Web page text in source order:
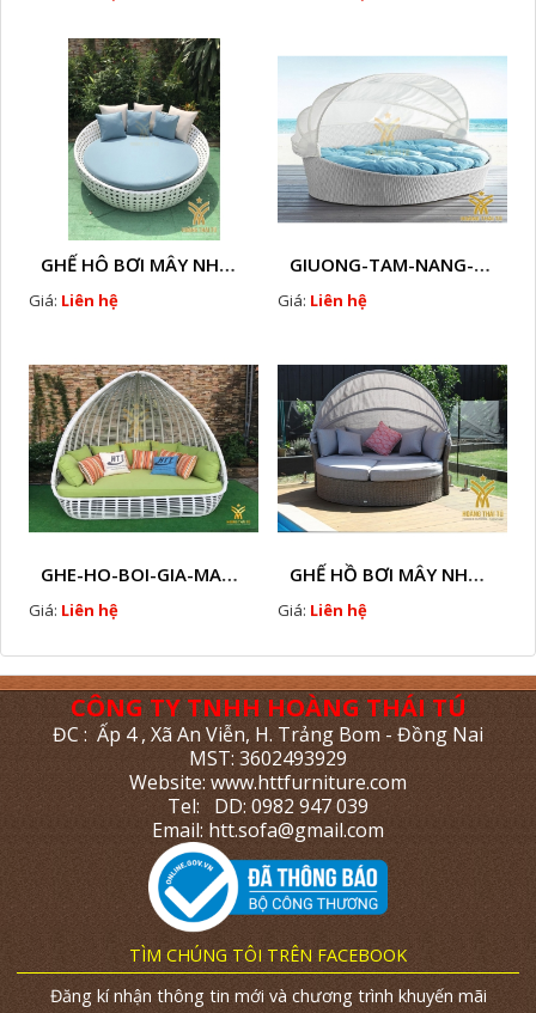
GHẾ HÔ BƠI MÂY NHỰA HTT - B33
Giá: Liên hệ
GIUONG-TAM-NANG-GIA-MAY-HTT - B77
Giá: Liên hệ
GHE-HO-BOI-GIA-MAY-HTT - B76
Giá: Liên hệ
GHẾ HỒ BƠI MÂY NHỰA HTT - B38
Giá: Liên hệ
CÔNG TY TNHH HOÀNG THÁI TÚ
ĐC : Ấp 4 , Xã An Viễn, H. Trảng Bom - Đồng Nai
MST: 3602493929
Website: www.httfurniture.com
Tel: DD: 0982 947 039
Email: htt.sofa@gmail.com
TÌM CHÚNG TÔI TRÊN FACEBOOK
Đăng kí nhận thông tin mới và chương trình khuyến mãi